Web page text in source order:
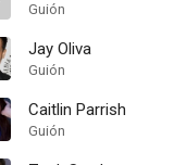
Guión
Jay Oliva
Guión
Caitlin Parrish
Guión